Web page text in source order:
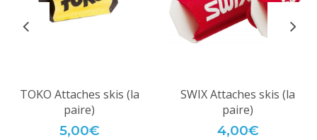
TOKO Attaches skis (la
paire)
5,00€
SWIX Attaches skis (la
paire)
4,00€